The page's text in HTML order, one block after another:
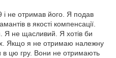
не отримав його. Я подав
в якості компенсації.
Я не щасливий. Я хотів би
Якщо я не отримаю належну
в цю гру. Вони не отримають